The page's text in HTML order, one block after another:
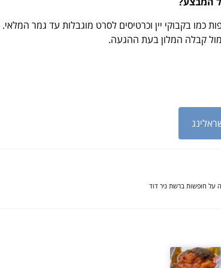
כמו בקבוקי יין וכרטיסים לסרט מוגבלות עד גמר
קבלה המלון בעת ההגעה.